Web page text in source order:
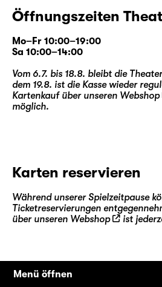
Öffnungszeiten
Mo–Fr 10:00–19:00
Sa 10:00–14:00
Vom 6.7. bis 18.8. bleibt die
dem 19.8. ist die Kasse wieder
Kartenkauf über unseren Webshop
möglich.
Karten reservieren
Während unserer Spielzeitpause
Ticketreservierungen
über unseren Webshop ist
Menü öffnen